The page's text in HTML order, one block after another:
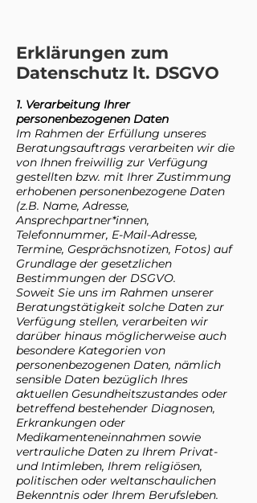
Erklärungen zum
Datenschutz lt. DSGVO
1. Verarbeitung Ihrer
personenbezogenen Daten
Im Rahmen der Erfüllung unseres
Beratungsauftrags verarbeiten wir die
von Ihnen freiwillig zur Verfügung
gestellten bzw. mit Ihrer Zustimmung
erhobenen personenbezogene Daten
(z.B. Name, Adresse,
Ansprechpartner*innen,
Telefonnummer, E-Mail-Adresse,
Termine, Gesprächsnotizen, Fotos) auf
Grundlage der gesetzlichen
Bestimmungen der DSGVO.
Soweit Sie uns im Rahmen unserer
Beratungstätigkeit solche Daten zur
Verfügung stellen, verarbeiten wir
darüber hinaus möglicherweise auch
besondere Kategorien von
personenbezogenen Daten, nämlich
sensible Daten bezüglich Ihres
aktuellen Gesundheitszustandes oder
betreffend bestehender Diagnosen,
Erkrankungen oder
Medikamenteneinnahmen sowie
vertrauliche Daten zu Ihrem Privat-
und Intimleben, Ihrem religiösen,
politischen oder weltanschaulichen
Bekenntnis oder Ihrem Berufsleben.